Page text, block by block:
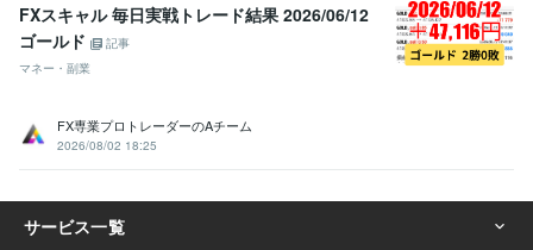
FXスキャル 毎日実戦トレード結果 2026/06/12
ゴールド
記事
マネー・副業
FX専業プロトレーダーのAチーム
2026/08/02 18:25